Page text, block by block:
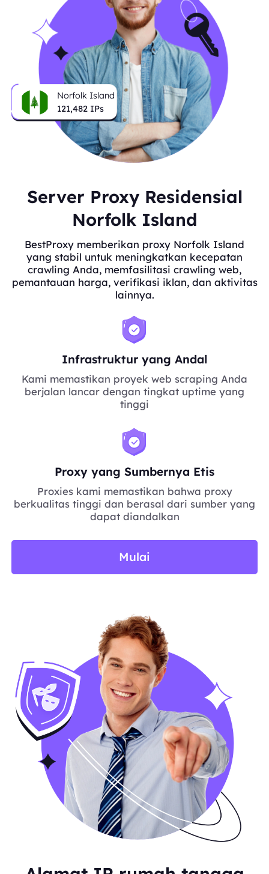
Norfolk Island
121,482 IPs
Server Proxy Residensial
Norfolk Island
BestProxy memberikan proxy Norfolk Island
yang stabil untuk meningkatkan kecepatan
crawling Anda, memfasilitasi crawling web,
pemantauan harga, verifikasi iklan, dan aktivitas
lainnya.
Infrastruktur yang Andal
Kami memastikan proyek web scraping Anda
berjalan lancar dengan tingkat uptime yang
tinggi
Proxy yang Sumbernya Etis
Proxies kami memastikan bahwa proxy
berkualitas tinggi dan berasal dari sumber yang
dapat diandalkan
Mulai